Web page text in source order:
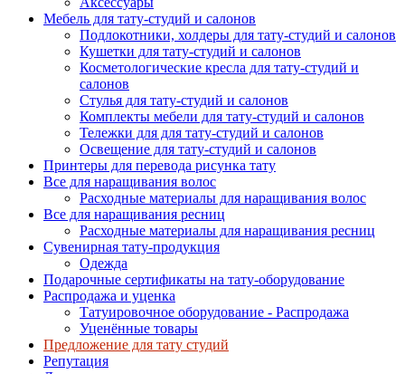
Мебель для тату-студий и салонов
Подлокотники, холдеры для тату-студий и салонов
Кушетки для тату-студий и салонов
Косметологические кресла для тату-студий и
салонов
Стулья для тату-студий и салонов
Комплекты мебели для тату-студий и салонов
Тележки для для тату-студий и салонов
Освещение для тату-студий и салонов
Принтеры для перевода рисунка тату
Все для наращивания волос
Расходные материалы для наращивания волос
Все для наращивания ресниц
Расходные материалы для наращивания ресниц
Сувенирная тату-продукция
Одежда
Подарочные сертификаты на тату-оборудование
Распродажа и уценка
Татуировочное оборудование - Распродажа
Уценённые товары
Предложение для тату студий
Репутация